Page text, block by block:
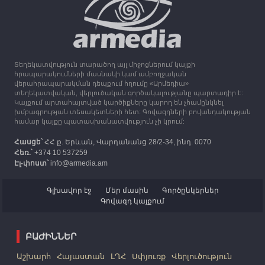
30.09.2023
Միացյալ Թագավորությունը 1 միլիոն ֆունտ
ստեռլինգ կհատկացնի՝ աջակցելու Լեռնային
Ղարաբաղից բռնի տեղահանվածներին
12:25 30.09.2023
Հայաստան է ժամանել բռնի տեղահանված 100
հազար 417 արցախցի
Տեղեկատվություն տարածող այլ միջոցներում կայքի
հրապարակումների մասնակի կամ ամբողջական
վերահրապարակման դեպքում հղումը «Արմեդիա»
տեղեկատվական, վերլուծական գործակալությանը պարտադիր է:
Կայքում արտահայտված կարծիքները կարող են չհամընկնել
խմբագրության տեսակետների հետ: Գովազդների բովանդակության
համար կայքը պատասխանատվություն չի կրում:
Հասցե՝ՀՀ ք. Երևան, Վարդանանց 28/2-34, ինդ. 0070
Հեռ.՝+374 10 537259
Էլ-փոստ՝info@armedia.am
Գլխավոր էջ Մեր մասին
Գործընկերներ
Գովազդ կայքում
ԲԱԺԻՆՆԵՐ
Աշխարհ Հայաստան ԼՂՀ Սփյուռք
Վերլուծություն